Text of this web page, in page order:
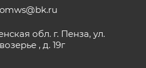
обл. г. Пенза, ул.
, д. 19г